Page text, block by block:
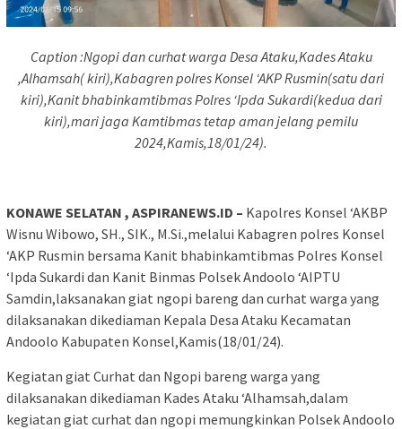
Caption :Ngopi dan curhat warga Desa Ataku,Kades Ataku
,Alhamsah( kiri),Kabagren polres Konsel ‘AKP Rusmin(satu dari
kiri),Kanit bhabinkamtibmas Polres ‘Ipda Sukardi(kedua dari
kiri),mari jaga Kamtibmas tetap aman jelang pemilu
2024,Kamis,18/01/24).
KONAWE SELATAN , ASPIRANEWS.ID – Kapolres Konsel ‘AKBP
Wisnu Wibowo, SH., SIK., M.Si.,melalui Kabagren polres Konsel
‘AKP Rusmin bersama Kanit bhabinkamtibmas Polres Konsel
‘Ipda Sukardi dan Kanit Binmas Polsek Andoolo ‘AIPTU
Samdin,laksanakan giat ngopi bareng dan curhat warga yang
dilaksanakan dikediaman Kepala Desa Ataku Kecamatan
Andoolo Kabupaten Konsel,Kamis(18/01/24).
Kegiatan giat Curhat dan Ngopi bareng warga yang
dilaksanakan dikediaman Kades Ataku ‘Alhamsah,dalam
kegiatan giat curhat dan ngopi memungkinkan Polsek Andoolo